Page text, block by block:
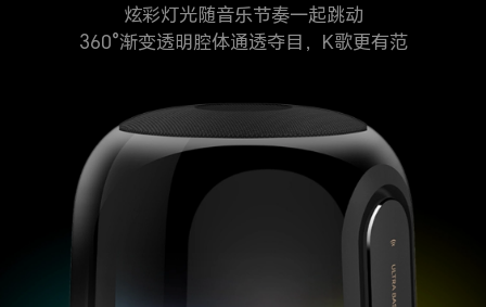
炫彩灯光随音乐节奏一起跳动
360°渐变透明腔体通透夺目，K歌更有范